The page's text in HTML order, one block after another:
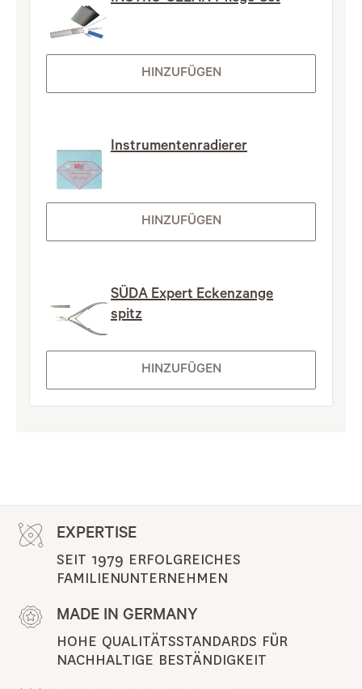
HINZUFÜGEN
Instrumentenradierer
HINZUFÜGEN
SÜDA Expert Eckenzange
spitz
HINZUFÜGEN
EXPERTISE
SEIT 1979 ERFOLGREICHES
FAMILIENUNTERNEHMEN
MADE IN GERMANY
HOHE QUALITÄTSSTANDARDS FÜR
NACHHALTIGE BESTÄNDIGKEIT